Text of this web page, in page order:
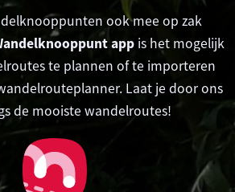
ook mee op zak
app is het mogelijk
te plannen of te importeren
Laat je door ons
de mooiste wandelroutes!